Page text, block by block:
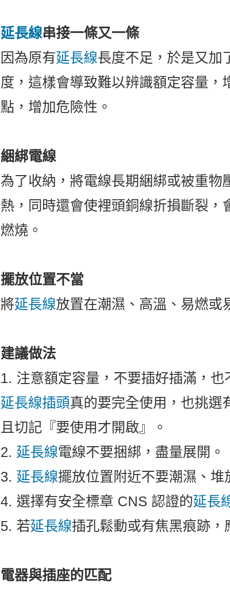
延長線串接一條又一條
因為原有延長線長度不足，於是又加
度，這樣會導致難以辨識額定容量，
點，增加危險性。
綑綁電線
為了收納，將電線長期綑綁或被重物
熱，同時還會使裡頭銅線折損斷裂，
燃燒。
擺放位置不當
將延長線放置在潮濕、高溫、易燃或
建議做法
1. 注意額定容量，不要插好插滿，
延長線插頭真的要完全使用，也挑選
且切記『要使用才開啟』。
2. 延長線電線不要捆綁，盡量展開。
3. 延長線擺放位置附近不要潮濕、堆
4. 選擇有安全標章 CNS 認證的延長
5. 若延長線插孔鬆動或有焦黑痕跡，
電器與插座的匹配